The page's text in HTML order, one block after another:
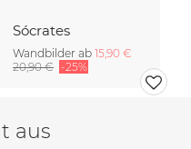
Sócrates
Wandbilder ab 15,90 €
20,90 € -25%
aus